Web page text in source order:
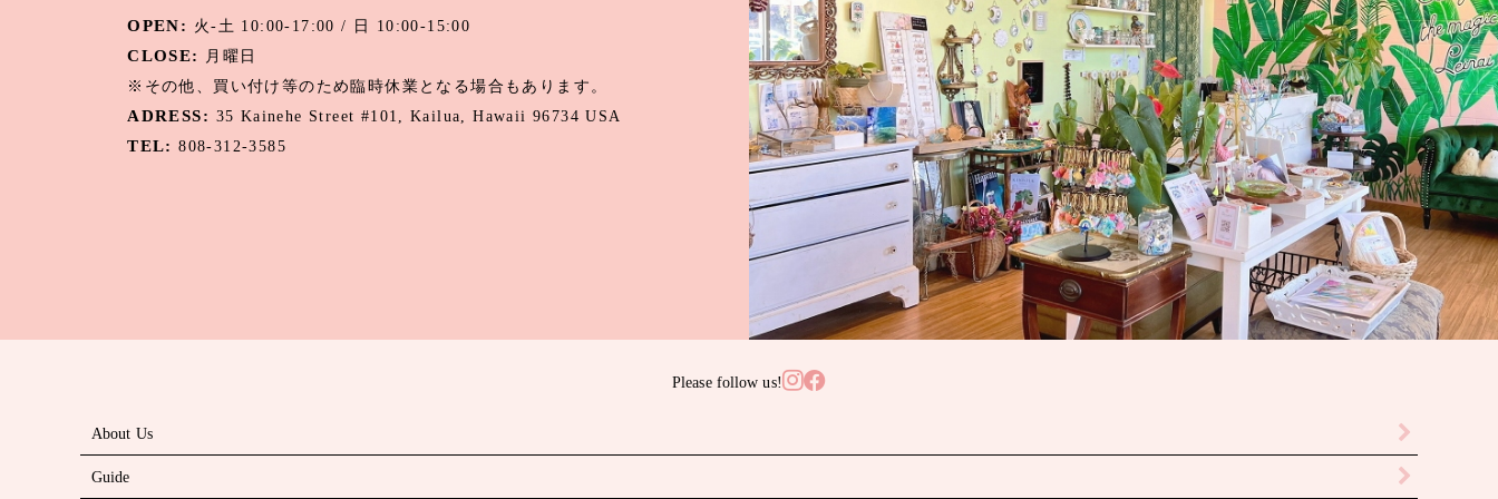
OPEN: 火-土 10:00-17:00 / 日 10:00-15:00
CLOSE:
月曜日
※その他、買い付け等のため臨時休業となる場合もあります。
ADRESS: 35 Kainehe Street #101, Kailua, Hawaii 96734 USA
TEL:808-312-3585
Please follow us!
About Us
Guide